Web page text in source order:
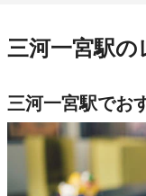
三河一宮駅の
三河一宮駅でお